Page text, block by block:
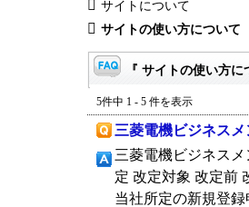
サイトについて
サイトの使い方について
『 サイトの使い方
5件中 1 - 5 件を表示
三菱電機ビジネス
三菱電機ビジネス
定 改定対象 改定前
当社所定の新規登